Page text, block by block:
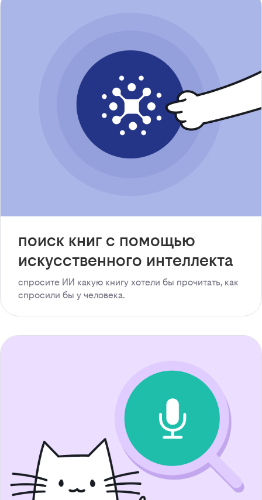
поиск книг с помощью
искусственного интеллекта
спросите ИИ какую книгу хотели бы прочитать, как
спросили бы у человека.